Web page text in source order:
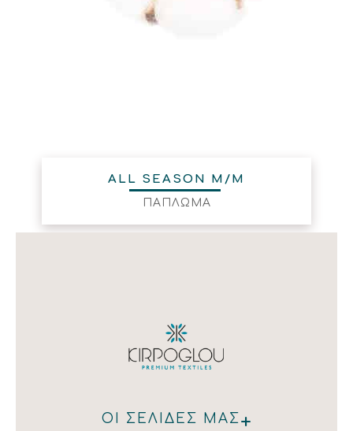
ALL SEASON M/M
ΠΑΠΛΩΜΑ
ΟΙ ΣΕΛΙΔΕΣ ΜΑΣ +